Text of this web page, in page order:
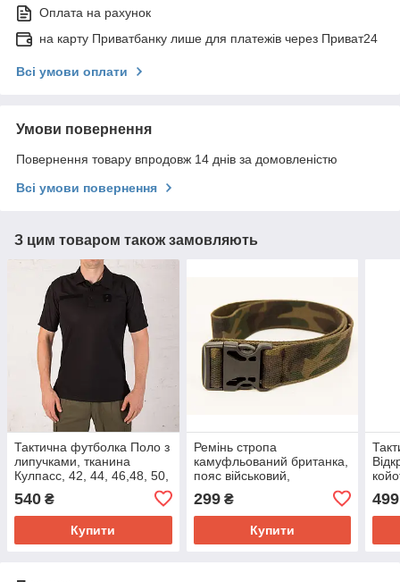
Оплата на рахунок
на карту Приватбанку лише для платежів через Приват24
Всі умови оплати
Умови повернення
Повернення товару впродовж 14 днів за домовленістю
Всі умови повернення
З цим товаром також замовляють
Тактична футболка Поло з
липучками, тканина
Кулпасс, 42, 44, 46,48, 50,
540 ₴
Купити
Ремінь стропа
камуфльований британка,
пояс військовий,
фастекс, ш. 38 мм,
довжина 125 см
299₴
Купити
499